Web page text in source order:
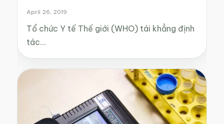
April 26, 2019
Tổ chức Y tế Thế giới (WHO) tái khẳng định
tác…